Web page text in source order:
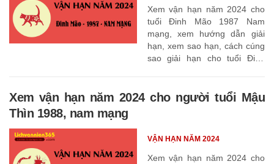
Xem vận hạn năm 2024 cho
tuổi Đinh Mão 1987 Nam
mạng, xem hướng dẫn giải
hạn, xem sao hạn, cách cúng
sao giải hạn cho tuổi Đinh
Xem vận hạn năm 2024 cho người tuổi Mậu
Thìn 1988, nam mạng
Xem vận hạn năm 2024 cho
VẬN HẠN NĂM 2024